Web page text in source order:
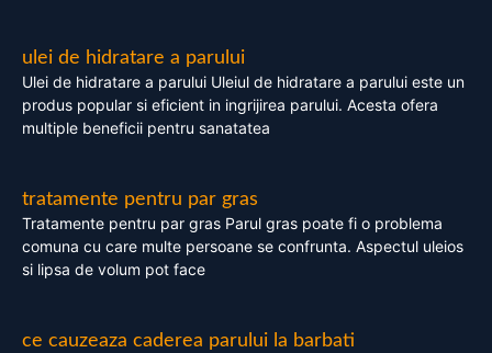
ulei de hidratare a parului
Ulei de hidratare a parului Uleiul de hidratare a parului este un
produs popular si eficient in ingrijirea parului. Acesta ofera
multiple beneficii pentru sanatatea
tratamente pentru par gras
Tratamente pentru par gras Parul gras poate fi o problema
comuna cu care multe persoane se confrunta. Aspectul uleios
si lipsa de volum pot face
ce cauzeaza caderea parului la barbati